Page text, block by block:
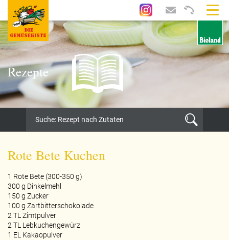
Rezepte
Rote Bete Kuchen
1 Rote Bete (300-350 g)
300 g Dinkelmehl
150 g Zucker
100 g Zartbitterschokolade
2 TL Zimtpulver
2 TL Lebkuchengewürz
1 EL Kakaopulver